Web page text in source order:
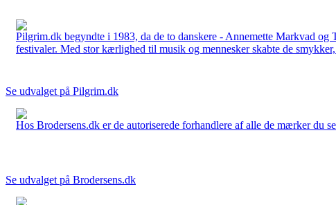
Pilgrim.dk begyndte i 1983, da de to danskere - Annemette Markvad
festivaler. Med stor kærlighed til musik og mennesker skabte de
Se udvalget på Pilgrim.dk
Hos Brodersens.dk er de autoriserede forhandlere af alle de mærker du
Se udvalget på Brodersens.dk